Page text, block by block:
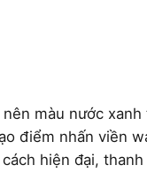
màu nước
điểm nhấn viền
hiện đại,